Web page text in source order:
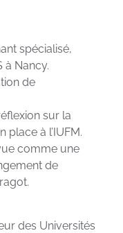
spécialisé,
à Nancy.
de
sur la
place à l’IUFM.
comme une
de
des Universités